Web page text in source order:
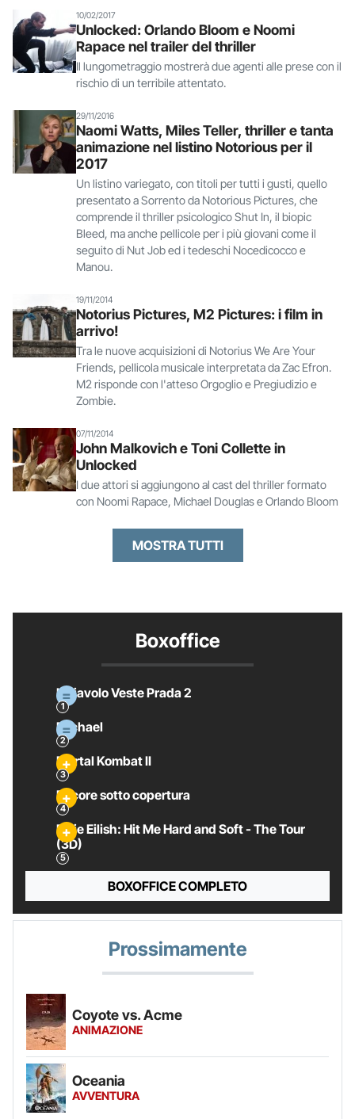
10/02/2017
Unlocked: Orlando Bloom e Noomi
Rapace nel trailer del thriller
Il lungometraggio mostrerà due agenti alle prese con il
rischio di un terribile attentato.
29/11/2016
Naomi Watts, Miles Teller, thriller e tanta
animazione nel listino Notorious per il
2017
Un listino variegato, con titoli per tutti i gusti, quello
presentato a Sorrento da Notorious Pictures, che
comprende il thriller psicologico Shut In, il biopic
Bleed, ma anche pellicole per i più giovani come il
seguito di Nut Job ed i tedeschi Nocedicocco e
Manou.
19/11/2014
Notorius Pictures, M2 Pictures: i film in
arrivo!
Tra le nuove acquisizioni di Notorius We Are Your
Friends, pellicola musicale interpretata da Zac Efron.
M2 risponde con l'atteso Orgoglio e Pregiudizio e
Zombie.
07/11/2014
John Malkovich e Toni Collette in
Unlocked
I due attori si aggiungono al cast del thriller formato
con Noomi Rapace, Michael Douglas e Orlando Bloom
MOSTRA TUTTI
Boxoffice
Il Diavolo Veste Prada 2
Michael
Mortal Kombat II
Pecore sotto copertura
Billie Eilish: Hit Me Hard and Soft - The Tour
(3D)
BOXOFFICE COMPLETO
Prossimamente
Coyote vs. Acme
ANIMAZIONE
Oceania
AVVENTURA